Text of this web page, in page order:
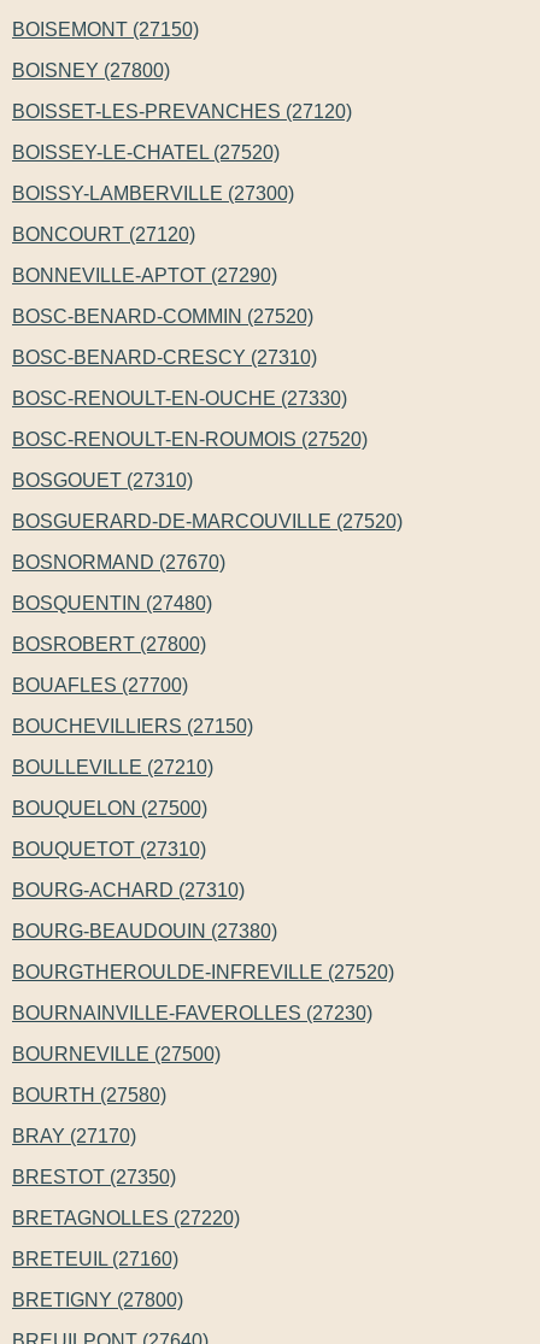
BOISEMONT (27150)
BOISNEY (27800)
BOISSET-LES-PREVANCHES (27120)
BOISSEY-LE-CHATEL (27520)
BOISSY-LAMBERVILLE (27300)
BONCOURT (27120)
BONNEVILLE-APTOT (27290)
BOSC-BENARD-COMMIN (27520)
BOSC-BENARD-CRESCY (27310)
BOSC-RENOULT-EN-OUCHE (27330)
BOSC-RENOULT-EN-ROUMOIS (27520)
BOSGOUET (27310)
BOSGUERARD-DE-MARCOUVILLE (27520)
BOSNORMAND (27670)
BOSQUENTIN (27480)
BOSROBERT (27800)
BOUAFLES (27700)
BOUCHEVILLIERS (27150)
BOULLEVILLE (27210)
BOUQUELON (27500)
BOUQUETOT (27310)
BOURG-ACHARD (27310)
BOURG-BEAUDOUIN (27380)
BOURGTHEROULDE-INFREVILLE (27520)
BOURNAINVILLE-FAVEROLLES (27230)
BOURNEVILLE (27500)
BOURTH (27580)
BRAY (27170)
BRESTOT (27350)
BRETAGNOLLES (27220)
BRETEUIL (27160)
BRETIGNY (27800)